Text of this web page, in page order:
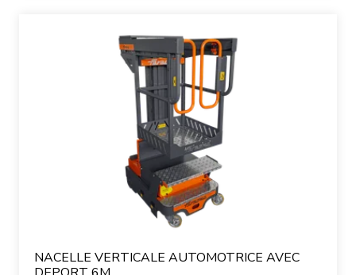
NACELLE VERTICALE AUTOMOTRICE AVEC